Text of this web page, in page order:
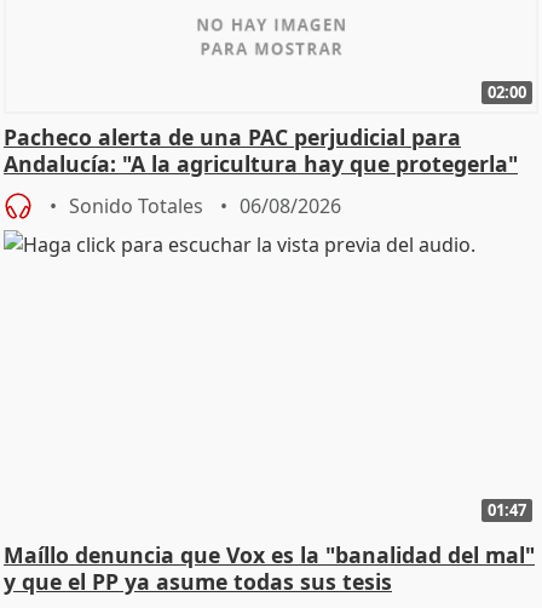
02:00
Pacheco alerta de una PAC perjudicial para
Andalucía: "A la agricultura hay que protegerla"
Sonido Totales 06/08/2026
01:47
Maíllo denuncia que Vox es la "banalidad del mal"
y que el PP ya asume todas sus tesis